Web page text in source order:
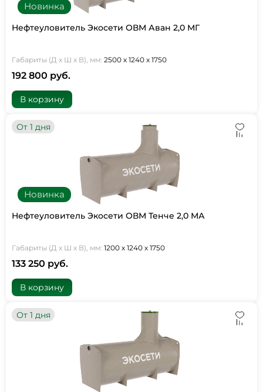
Новинка
Нефтеуловитель Экосети ОВМ Аван 2,0 МГ
Габариты (Д х Ш х В), мм: 2500 х 1240 х 1750
192 800 руб.
В корзину
Новинка
От 1 дня
Нефтеуловитель Экосети ОВМ Тенче 2,0 МА
Габариты (Д х Ш х В), мм: 1200 х 1240 х 1750
133 250 руб.
В корзину
От 1 дня